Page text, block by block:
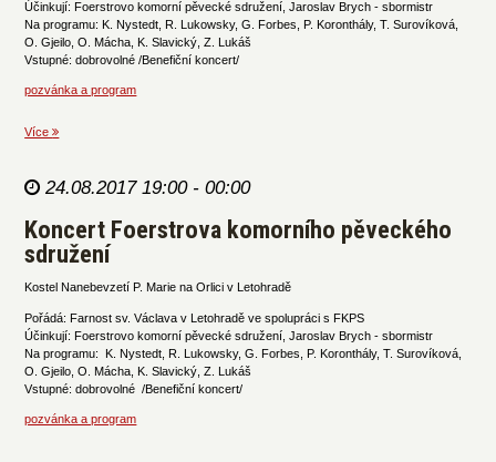
Účinkují: Foerstrovo komorní pěvecké sdružení, Jaroslav Brych - sbormistr
Na programu: K. Nystedt, R. Lukowsky, G. Forbes, P. Koronthály, T. Surovíková,
O. Gjeilo, O. Mácha, K. Slavický, Z. Lukáš
Vstupné: dobrovolné /Benefiční koncert/
pozvánka a program
Více
24.08.2017 19:00 - 00:00
Koncert Foerstrova komorního pěveckého
sdružení
Kostel Nanebevzetí P. Marie na Orlici v Letohradě
Pořádá: Farnost sv. Václava v Letohradě ve spolupráci s FKPS
Účinkují: Foerstrovo komorní pěvecké sdružení, Jaroslav Brych - sbormistr
Na programu: K. Nystedt, R. Lukowsky, G. Forbes, P. Koronthály, T. Surovíková,
O. Gjeilo, O. Mácha, K. Slavický, Z. Lukáš
Vstupné: dobrovolné /Benefiční koncert/
pozvánka a program